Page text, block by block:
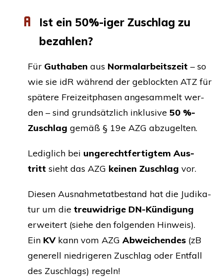
Ist ein 50%-iger Zuschlag zu
bezahlen?
Für Gut­ha­ben aus Nor­mal­ar­beits­zeit – so
wie sie idR wäh­rend der geblock­ten ATZ für
spä­te­re Frei­zeit­pha­sen ange­sam­melt wer­
den – sind grund­sätz­lich inklu­si­ve 50 %-
Zuschlag gemäß § 19e AZG abzugelten.
Ledig­lich bei unge­recht­fer­tig­tem Aus­
tritt sieht das AZG kei­nen Zuschlag vor.
Die­sen Aus­nah­me­tat­be­stand hat die Judi­ka­
tur um die treu­wid­ri­ge DN-Kün­di­gung
erwei­tert (sie­he den fol­gen­den Hin­weis).
Ein KVkann vom AZG Abwei­chen­des (zB
gene­rell nied­ri­ge­ren Zuschlag oder Ent­fall
des Zuschlags) regeln!